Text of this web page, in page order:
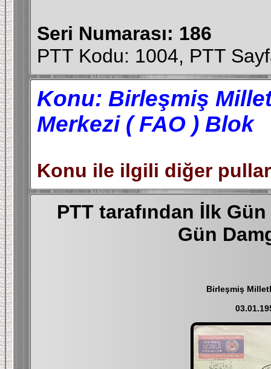
Seri Numarası: 186
PTT Kodu: 1004, PTT
Konu: Birleşmiş
Merkezi ( FAO ) Blok
Konu ile ilgili diğer
PTT tarafından İlk Gün
Gün
Birleşmiş